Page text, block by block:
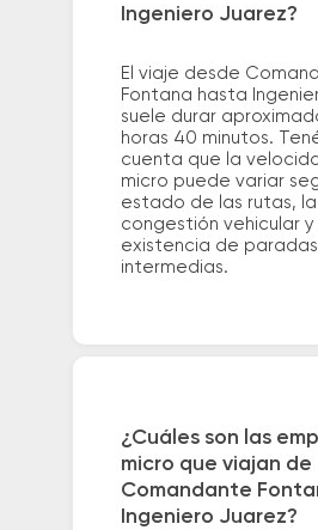
Ingeniero Juarez?
El viaje desde
Fontana hasta
suele durar
horas 40 minutos.
cuenta que la
micro puede variar
estado de las rutas, la
congestión vehicular y
existencia de paradas
intermedias.
¿Cuáles son las
micro que viajan de
Comandante
Ingeniero Juarez?